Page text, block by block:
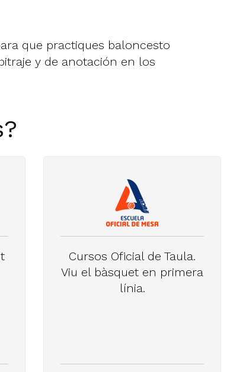
que practiques baloncesto
y de anotación en los
Cursos Oficial de Taula.
Viu el bàsquet en primera
línia.